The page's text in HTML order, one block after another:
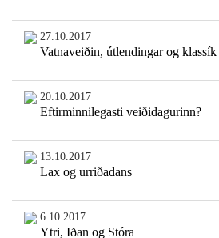
27.10.2017
Vatnaveiðin, útlendingar og klassík
20.10.2017
Eftirminnilegasti veiðidagurinn?
13.10.2017
Lax og urriðadans
6.10.2017
Ytri, Iðan og Stóra